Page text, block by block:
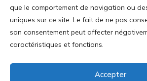
que le comportement de navigation ou
uniques sur ce site. Le fait de ne pas
son consentement peut affecter
caractéristiques et fonctions.
Accepter
Les fondements 99
Uncategorized
4